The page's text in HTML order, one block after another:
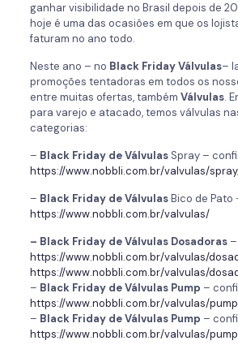
ganhar visibilidade no Brasil depois de
hoje é uma das ocasiões em que os
faturam no ano todo.
Neste ano – no Black Friday Válvulas–
promoções tentadoras em todos os
entre muitas ofertas, também Válvulas.
para varejo e atacado, temos válvulas
categorias:
– Black Friday de VálvulasSpray –
https://www.nobbli.com.br/valvulas/
– Black Friday de VálvulasBico de Pato
https://www.nobbli.com.br/valvulas/
– Black Friday de Válvulas Dosadoras–
https://www.nobbli.com.br/valvulas/
https://www.nobbli.com.br/valvulas/
– Black Friday de Válvulas Pump –
https://www.nobbli.com.br/valvulas/
– Black Friday de Válvulas Pump –
https://www.nobbli.com.br/valvulas/